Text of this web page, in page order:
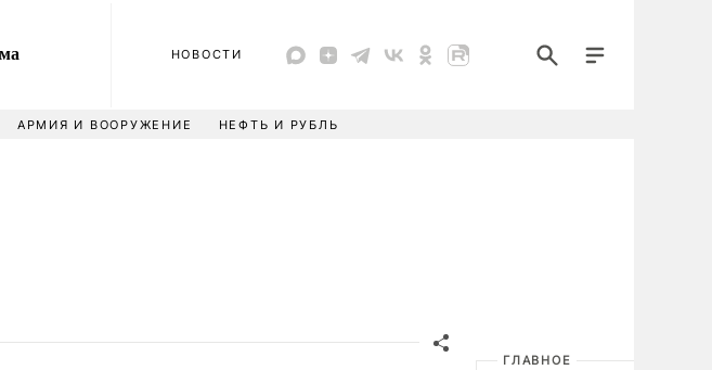
НОВОСТИ
АРМИЯ И ВООРУЖЕНИЕ НЕФТЬ И РУБЛЬ
ГЛАВНОЕ